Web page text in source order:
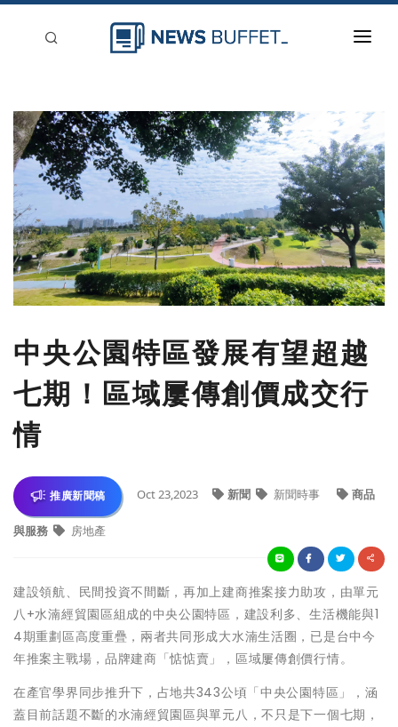
新聞稿分類
登入
刊登
中央公園特區發展有望超越
七期！區域屢傳創價成交行
情
推廣新聞稿 Oct 23,2023 新聞 新聞時事 商品
與服務 房地產
建設領航、民間投資不間斷，再加上建商推案接力助攻，由單元
八+水湳經貿園區組成的中央公園特區，建設利多、生活機能與1
4期重劃區高度重疊，兩者共同形成大水湳生活圈，已是台中今
年推案主戰場，品牌建商「惦惦賣」，區域屢傳創價行情。
在產官學界同步推升下，占地共343公頃「中央公園特區」，涵
蓋目前話題不斷的水湳經貿園區與單元八，不只是下一個七期，